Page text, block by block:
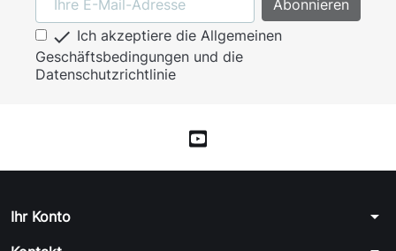
 Ich akzeptiere die Allgemeinen
Geschäftsbedingungen und die
Datenschutzrichtlinie
Ihr Konto arrow_drop_down